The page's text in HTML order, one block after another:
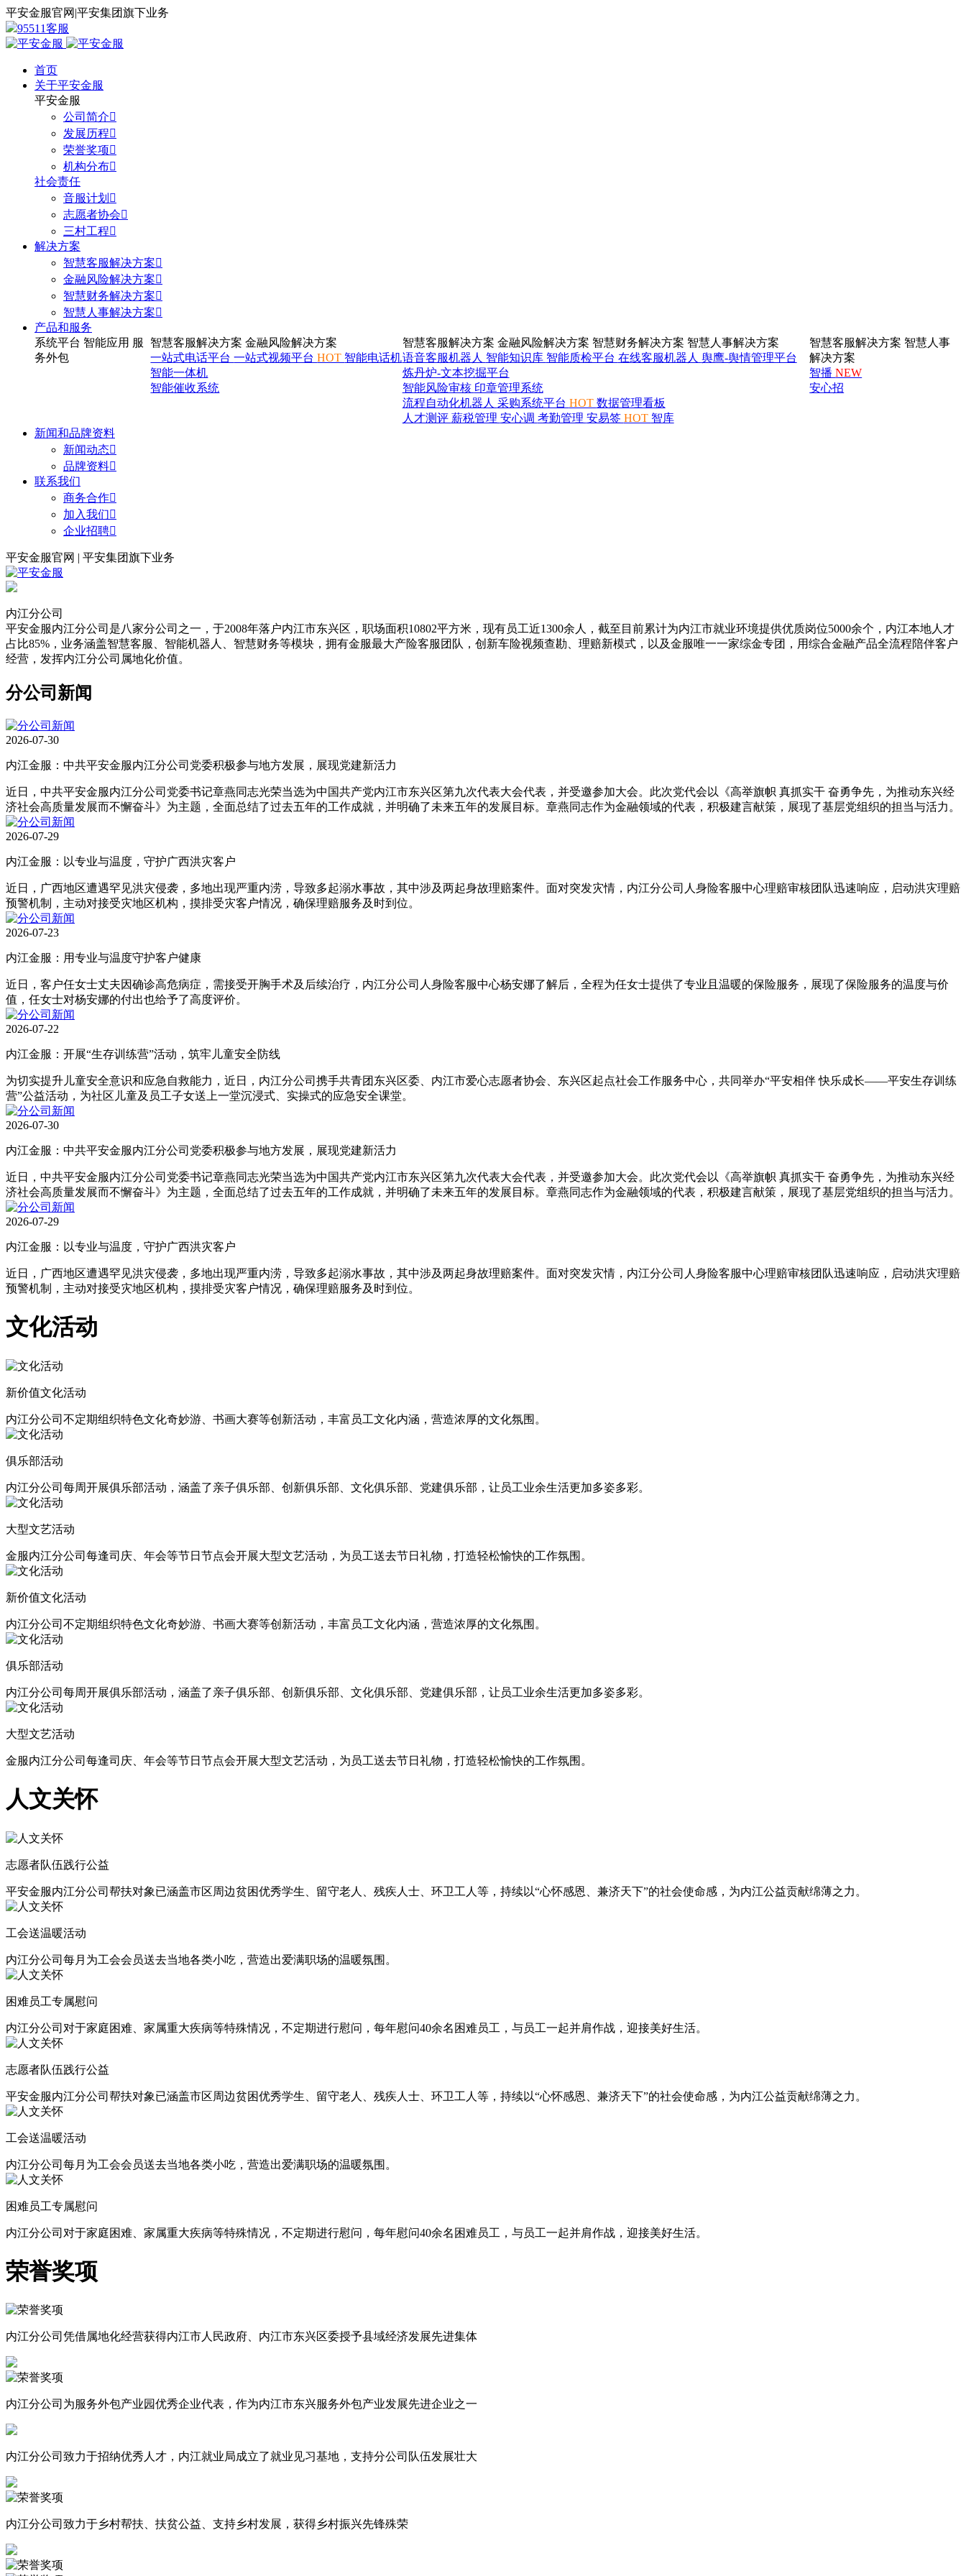
平安金服官网 |平安集团旗下业务
95511客服
首页
关于平安金服
平安金服
公司简介
发展历程
荣誉奖项
机构分布
社会责任
音服计划 
志愿者协会
三村工程
解决方案
智慧客服解决方案
金融风险解决方案
智慧财务解决方案
智慧人事解决方案
产品和服务
系统平台 智能应用 服
务外包
智慧客服解决方案 金融风险解决方案
一站式电话平台一站式视频平台HOT 智能电话机
智能一体机
智能催收系统
智慧客服解决方案 金融风险解决方案 智慧财务解决方案 智慧人事解决方案
语音客服机器人 智能知识库 智能质检平台 在线客服机器人 舆鹰-舆情管理平台
炼丹炉-文本挖掘平台
智能风险审核 印章管理系统
流程自动化机器人 采购系统平台 HOT 数据管理看板
人才测评 薪税管理 安心调 考勤管理 安易签 HOT 智库
智慧客服解决方案 智慧人事
解决方案
智播NEW
安心招
新闻和品牌资料
新闻动态
品牌资料
联系我们
商务合作
加入我们
企业招聘
平安金服官网 | 平安集团旗下业务
内江分公司
平安金服内江分公司是八家分公司之一，于2008年落户内江市东兴区，职场面积10802平方米，现有员工近1300余人，截至目前累计为内江市就业环境提供优质岗位5000余个，内江本地人才
占比85%，业务涵盖智慧客服、智能机器人、智慧财务等模块，拥有金服最大产险客服团队，创新车险视频查勘、理赔新模式，以及金服唯一一家综金专团，用综合金融产品全流程陪伴客户
经营，发挥内江分公司属地化价值。
分公司新闻
2026-07-30
内江金服：中共平安金服内江分公司党委积极参与地方发展，展现党建新活力
近日，中共平安金服内江分公司党委书记章燕同志光荣当选为中国共产党内江市东兴区第九次代表大会代表，并受邀参加大会。此次党代会以《高举旗帜 真抓实干 奋勇争先，为推动东兴经
济社会高质量发展而不懈奋斗》为主题，全面总结了过去五年的工作成就，并明确了未来五年的发展目标。章燕同志作为金融领域的代表，积极建言献策，展现了基层党组织的担当与活力。
2026-07-29
内江金服：以专业与温度，守护广西洪灾客户
近日，广西地区遭遇罕见洪灾侵袭，多地出现严重内涝，导致多起溺水事故，其中涉及两起身故理赔案件。面对突发灾情，内江分公司人身险客服中心理赔审核团队迅速响应，启动洪灾理赔
预警机制，主动对接受灾地区机构，摸排受灾客户情况，确保理赔服务及时到位。
2026-07-23
内江金服：用专业与温度守护客户健康
近日，客户任女士丈夫因确诊高危病症，需接受开胸手术及后续治疗，内江分公司人身险客服中心杨安娜了解后，全程为任女士提供了专业且温暖的保险服务，展现了保险服务的温度与价
值，任女士对杨安娜的付出也给予了高度评价。
2026-07-22
内江金服：开展“生存训练营”活动，筑牢儿童安全防线
为切实提升儿童安全意识和应急自救能力，近日，内江分公司携手共青团东兴区委、内江市爱心志愿者协会、东兴区起点社会工作服务中心，共同举办“平安相伴 快乐成长——平安生存训练
营”公益活动，为社区儿童及员工子女送上一堂沉浸式、实操式的应急安全课堂。
2026-07-30
内江金服：中共平安金服内江分公司党委积极参与地方发展，展现党建新活力
近日，中共平安金服内江分公司党委书记章燕同志光荣当选为中国共产党内江市东兴区第九次代表大会代表，并受邀参加大会。此次党代会以《高举旗帜 真抓实干 奋勇争先，为推动东兴经
济社会高质量发展而不懈奋斗》为主题，全面总结了过去五年的工作成就，并明确了未来五年的发展目标。章燕同志作为金融领域的代表，积极建言献策，展现了基层党组织的担当与活力。
2026-07-29
内江金服：以专业与温度，守护广西洪灾客户
近日，广西地区遭遇罕见洪灾侵袭，多地出现严重内涝，导致多起溺水事故，其中涉及两起身故理赔案件。面对突发灾情，内江分公司人身险客服中心理赔审核团队迅速响应，启动洪灾理赔
预警机制，主动对接受灾地区机构，摸排受灾客户情况，确保理赔服务及时到位。
文化活动
新价值文化活动
内江分公司不定期组织特色文化奇妙游、书画大赛等创新活动，丰富员工文化内涵，营造浓厚的文化氛围。
俱乐部活动
内江分公司每周开展俱乐部活动，涵盖了亲子俱乐部、创新俱乐部、文化俱乐部、党建俱乐部，让员工业余生活更加多姿多彩。
大型文艺活动
金服内江分公司每逢司庆、年会等节日节点会开展大型文艺活动，为员工送去节日礼物，打造轻松愉快的工作氛围。
新价值文化活动
内江分公司不定期组织特色文化奇妙游、书画大赛等创新活动，丰富员工文化内涵，营造浓厚的文化氛围。
俱乐部活动
内江分公司每周开展俱乐部活动，涵盖了亲子俱乐部、创新俱乐部、文化俱乐部、党建俱乐部，让员工业余生活更加多姿多彩。
大型文艺活动
金服内江分公司每逢司庆、年会等节日节点会开展大型文艺活动，为员工送去节日礼物，打造轻松愉快的工作氛围。
人文关怀
志愿者队伍践行公益
平安金服内江分公司帮扶对象已涵盖市区周边贫困优秀学生、留守老人、残疾人士、环卫工人等，持续以“心怀感恩、兼济天下”的社会使命感，为内江公益贡献绵薄之力。
工会送温暖活动
内江分公司每月为工会会员送去当地各类小吃，营造出爱满职场的温暖氛围。
困难员工专属慰问
内江分公司对于家庭困难、家属重大疾病等特殊情况，不定期进行慰问，每年慰问40余名困难员工，与员工一起并肩作战，迎接美好生活。
志愿者队伍践行公益
平安金服内江分公司帮扶对象已涵盖市区周边贫困优秀学生、留守老人、残疾人士、环卫工人等，持续以“心怀感恩、兼济天下”的社会使命感，为内江公益贡献绵薄之力。
工会送温暖活动
内江分公司每月为工会会员送去当地各类小吃，营造出爱满职场的温暖氛围。
困难员工专属慰问
内江分公司对于家庭困难、家属重大疾病等特殊情况，不定期进行慰问，每年慰问40余名困难员工，与员工一起并肩作战，迎接美好生活。
荣誉奖项
内江分公司凭借属地化经营获得内江市人民政府、内江市东兴区委授予县域经济发展先进集体
内江分公司为服务外包产业园优秀企业代表，作为内江市东兴服务外包产业发展先进企业之一
内江分公司致力于招纳优秀人才，内江就业局成立了就业见习基地，支持分公司队伍发展壮大
内江分公司致力于乡村帮扶、扶贫公益、支持乡村发展，获得乡村振兴先锋殊荣